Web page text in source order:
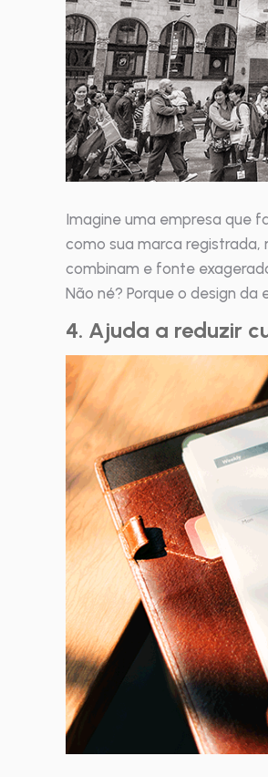
Imagine uma empresa que
como sua marca registrada,
combinam e fonte
Não né? Porque o design
4. Ajuda a reduzir